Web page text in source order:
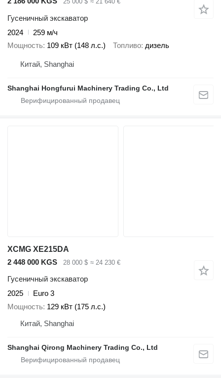
Гусеничный экскаватор
2024
259 м/ч
Мощность 109 кВт (148 л.с.) Топливо дизель
Китай, Shanghai
Shanghai Hongfurui Machinery Trading Co., Ltd
XCMG XE215DA
2 448 000 KGS
28 000 $ ≈ 24 230 €
Гусеничный экскаватор
2025
Euro 3
Мощность 129 кВт (175 л.с.)
Китай, Shanghai
Shanghai Qirong Machinery Trading Co., Ltd